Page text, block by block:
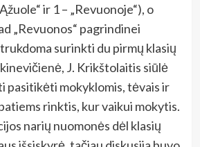
ir 1 – „Revuonoje“), o
„Revuonos“ pagrindinei
surinkti du pirmų klasių
J. Krikštolaitis siūlė
pasitikėti mokyklomis, tėvais ir
rinktis, kur vaikui mokytis.
narių nuomonės dėl klasių